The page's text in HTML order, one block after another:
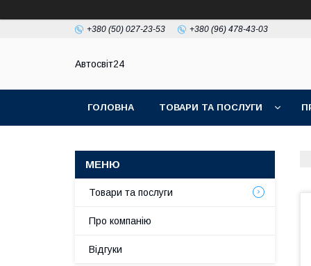
+380 (50) 027-23-53 +380 (96) 478-43-03
Автосвіт24
ГОЛОВНА ТОВАРИ ТА ПОСЛУГИ
Товари та послуги
Про компанію
Відгуки